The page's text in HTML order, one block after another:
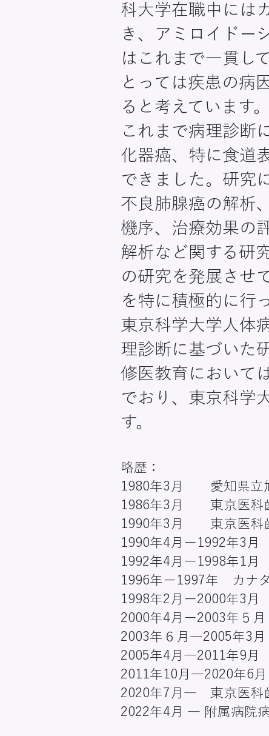
科大学在職中には
き、アミロイドー
はこれまで一貫し
とっては疾患の病
ると考えています。
これまで病理診断
化器癌、特に食道
できました。研究
不良肺腺癌の解析
機序、治療効果の
解析など関する研
の研究を発展させ
を特に積極的に行
東京科学大学人体
理診断に基づいた
修医教育において
でおり、東京科学
す。
略歴：
1980年3月 愛知県立
1986年3月 東京医科
1990年3月 東京医科歯
1990年4月ー1992年3
1992年4月ー1998年1
1996年ー1997年 カナ
1998年2月ー2000年3
2000年4月ー2003年５
2003年６月―2005年3
2005年4月―2011年9月
2011年10月―2020年6
2020年7月― 東京医科
2022年4月 ― 附属病院